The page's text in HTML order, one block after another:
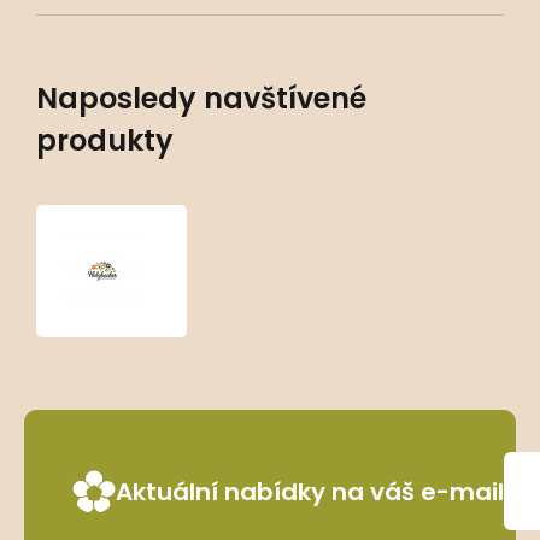
Naposledy navštívené
produkty
Aktuální nabídky na váš e-mail